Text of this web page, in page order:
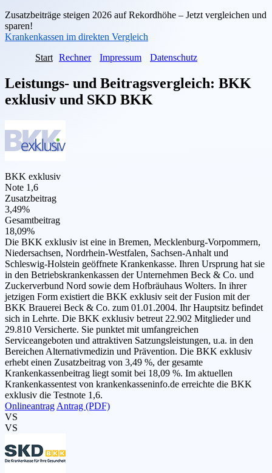
Zusatzbeiträge steigen 2026 auf Rekordhöhe – Jetzt vergleichen und
sparen!
Krankenkassen im direkten Vergleich
Start Rechner Impressum Datenschutz
Leistungs- und Beitragsvergleich: BKK
exklusiv und SKD BKK
BKK exklusiv
Note 1,6
Zusatzbeitrag
3,49%
Gesamtbeitrag
18,09%
Die BKK exklusiv ist eine in Bremen, Mecklenburg-Vorpommern,
Niedersachsen, Nordrhein-Westfalen, Sachsen-Anhalt und
Schleswig-Holstein geöffnete Krankenkasse. Ihren Ursprung hat sie
in den Betriebskrankenkassen der Unternehmen Beck & Co. und
Zuckerverbund Nord sowie dem Hofbräuhaus Wolters. In ihrer
jetzigen Form existiert die BKK exklusiv seit der Fusion mit der
BKK Brauerei Beck & Co. zum 01.01.2004. Ihr Hauptsitz befindet
sich in Lehrte. Die BKK exklusiv betreut 22.902 Mitglieder und
29.810 Versicherte. Sie punktet mit umfangreichen
Serviceangeboten und attraktiven Satzungsleistungen, u.a. in den
Bereichen Alternativmedizin und Prävention. Die BKK exklusiv
erhebt einen Zusatzbeitrag von 3,49 %, der gesamte
Krankenkassenbeitrag liegt somit bei 18,09 %. Im aktuellen
Krankenkassentest von krankenkasseninfo.de erreichte die BKK
exklusiv die Testnote 1,6.
Onlineantrag Antrag (PDF)
VS
VS